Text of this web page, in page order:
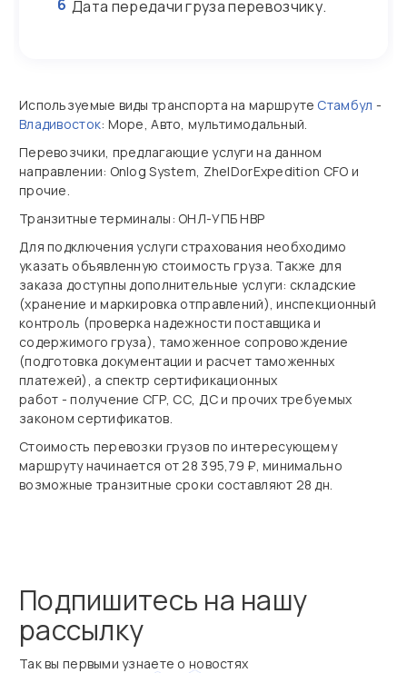
6 Дата передачи груза перевозчику.
Используемые виды транспорта на маршруте Стамбул -
Владивосток: Море, Авто, мультимодальный.
Перевозчики, предлагающие услуги на данном
направлении: Onlog System, ZhelDorExpedition CFO и
прочие.
Транзитные терминалы: ОНЛ-УПБ НВР
Для подключения услуги страхования необходимо
указать объявленную стоимость груза. Также для
заказа доступны дополнительные услуги: складские
(хранение и маркировка отправлений), инспекционный
контроль (проверка надежности поставщика и
содержимого груза), таможенное сопровождение
(подготовка документации и расчет таможенных
платежей), а спектр сертификационных
работ - получение СГР, СС, ДС и прочих требуемых
законом сертификатов.
Стоимость перевозки грузов по интересующему
маршруту начинается от 28 395,79 ₽, минимально
возможные транзитные сроки составляют 28 дн.
Подпишитесь на нашу
рассылку
Так вы первыми узнаете о новостях